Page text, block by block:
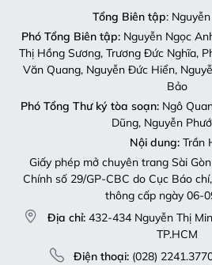
Tổng Biên tập:
Phó Tổng Biên tập:Nguyễn Ngọc
Thị Hồng Sương, Trương Đức Nghĩa,
Văn Quang, Nguyễn Đức Hiển,
Bảo
Phó Tổng Thư ký tòa soạn:Ngô
Dũng, Nguyễn
Nội dung:Trần
Giấy phép mở chuyên trang Sài
Chính số 29/GP-CBC do Cục Báo
thông cấp ngày 06-
Địa chỉ: 432-434 Nguyễn Thị
TP.HCM
Điện thoại:(028)